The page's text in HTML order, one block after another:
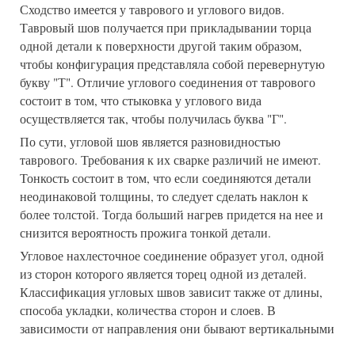
Сходство имеется у таврового и углового видов.
Тавровый шов получается при прикладывании торца
одной детали к поверхности другой таким образом,
чтобы конфигурация представляла собой перевернутую
букву "Т". Отличие углового соединения от таврового
состоит в том, что стыковка у углового вида
осуществляется так, чтобы получилась буква "Г".
По сути, угловой шов является разновидностью
таврового. Требования к их сварке различий не имеют.
Тонкость состоит в том, что если соединяются детали
неодинаковой толщины, то следует сделать наклон к
более толстой. Тогда больший нагрев придется на нее и
снизится вероятность прожига тонкой детали.
Угловое нахлесточное соединение образует угол, одной
из сторон которого является торец одной из деталей.
Классификация угловых швов зависит также от длины,
способа укладки, количества сторон и слоев. В
зависимости от направления они бывают вертикальными